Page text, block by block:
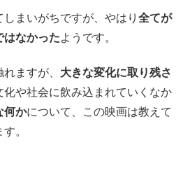
まいがちですが、やはり 全てが
はなかったようです。
ますが、 大きな変化に取り残さ
化や社会に飲み込まれていくなか
何かについて、この映画は教えて
。